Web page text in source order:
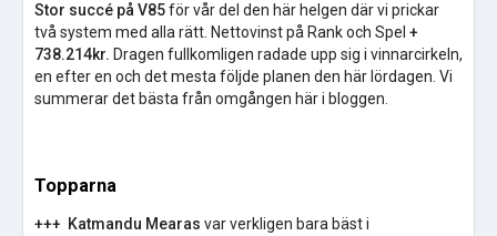
Stor succé på V85för vår del den här helgen där vi prickar
två system med alla rätt. Nettovinst på Rank och Spel +
738.214kr. Dragen fullkomligen radade upp sig i vinnarcirkeln,
en efter en och det mesta följde planen den här lördagen. Vi
summerar det bästa från omgången här i bloggen.
Topparna
+++ Katmandu Mearas var verkligen bara bäst i